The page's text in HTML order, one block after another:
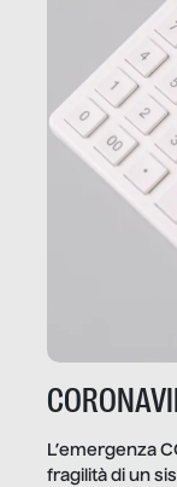
L’emergenza
fragilità di un